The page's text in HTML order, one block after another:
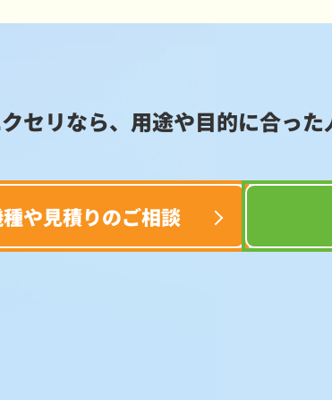
セリなら、用途や目的に合った
や見積りのご相談